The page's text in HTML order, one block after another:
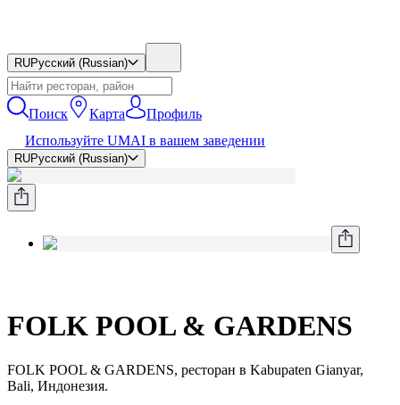
RUРусский (Russian)
Поиск Карта
Профиль
Используйте UMAI в вашем заведении
RUРусский (Russian)
FOLK POOL & GARDENS
FOLK POOL & GARDENS, ресторан в Kabupaten Gianyar,
Bali, Индонезия.